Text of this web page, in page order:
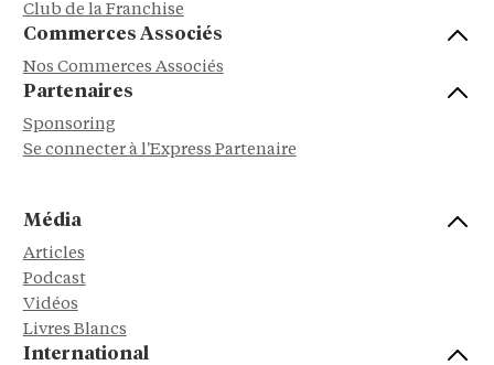
Club de la Franchise
Commerces Associés
Nos Commerces Associés
Partenaires
Sponsoring
Se connecter à l'Express Partenaire
Média
Articles
Podcast
Vidéos
Livres Blancs
International